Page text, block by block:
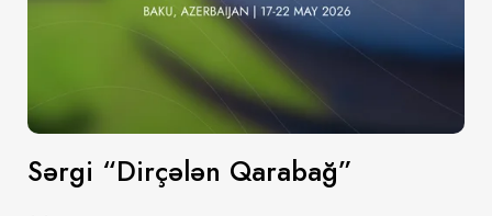
Sərgi “Dirçələn Qarabağ”